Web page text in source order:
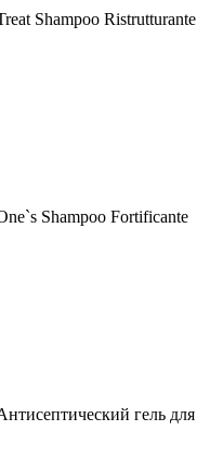
Shampoo Ristrutturante
Shampoo Fortificante
гель для